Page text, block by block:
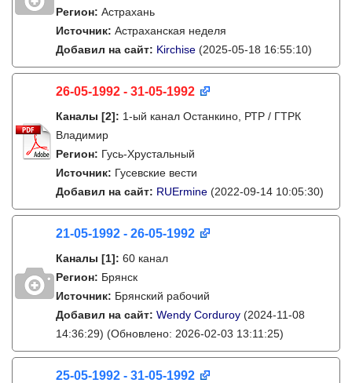
Регион: Астрахань
Источник: Астраханская неделя
Добавил на сайт: Kirchise (2025-05-18 16:55:10)
26-05-1992 - 31-05-1992
Каналы [2]: 1-ый канал Останкино, РТР / ГТРК
Владимир
Регион: Гусь-Хрустальный
Источник: Гусевские вести
Добавил на сайт: RUErmine (2022-09-14 10:05:30)
21-05-1992 - 26-05-1992
Каналы [1]: 60 канал
Регион: Брянск
Источник: Брянский рабочий
Добавил на сайт: Wendy Corduroy (2024-11-08
14:36:29) (Обновлено: 2026-02-03 13:11:25)
25-05-1992 - 31-05-1992